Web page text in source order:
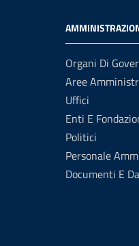
Organi Di
Aree
Uffici
Enti E
Politici
Personale
Documenti E